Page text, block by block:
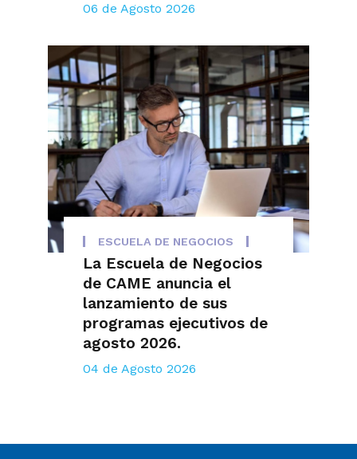
06 de Agosto 2026
ESCUELA DE NEGOCIOS
La Escuela de Negocios
de CAME anuncia el
lanzamiento de sus
programas ejecutivos de
agosto 2026.
04 de Agosto 2026